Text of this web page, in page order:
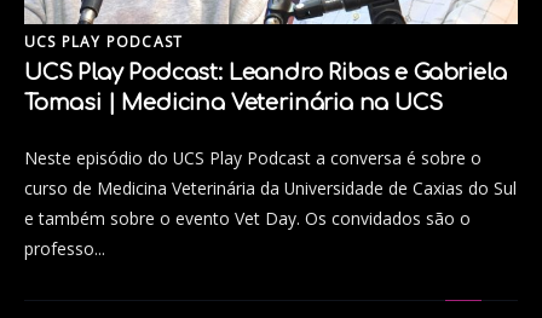
UCS PLAY PODCAST
UCS Play Podcast: Leandro Ribas e Gabriela
Tomasi | Medicina Veterinária na UCS
Neste episódio do UCS Play Podcast a conversa é sobre o
curso de Medicina Veterinária da Universidade de Caxias do Sul
e também sobre o evento Vet Day. Os convidados são o
professo...